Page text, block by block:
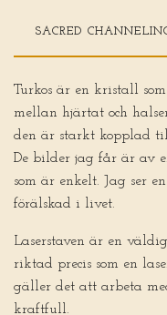
SACRED
Turkos är en kristall
mellan hjärtat och
den är starkt kopplad
De bilder jag får är av
som är enkelt. Jag ser
förälskad i livet.
Laserstaven är en
riktad precis som en
gäller det att arbeta
kraftfull.